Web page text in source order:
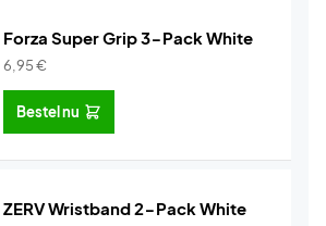
Forza Super Grip 3-Pack White
6,95€
Bestel nu
ZERV Wristband 2-Pack White